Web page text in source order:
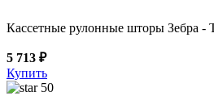
Кассетные рулонные шторы Зебра -
5 713 ₽
Купить
50